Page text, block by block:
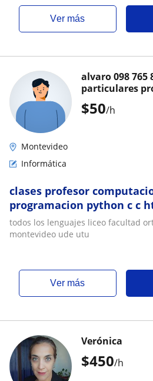
ver más
$50/h
alvaro 098 765
particulares
Montevideo
Informática
clases profesor
programacion python c c
java java script
todos los lenguajes liceo facultad
montevideo ude utu
ver más
$450/h
Verónica